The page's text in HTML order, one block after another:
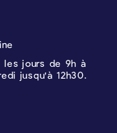
les jours de 9h à
jusqu'à 12h30.
MENTIONS